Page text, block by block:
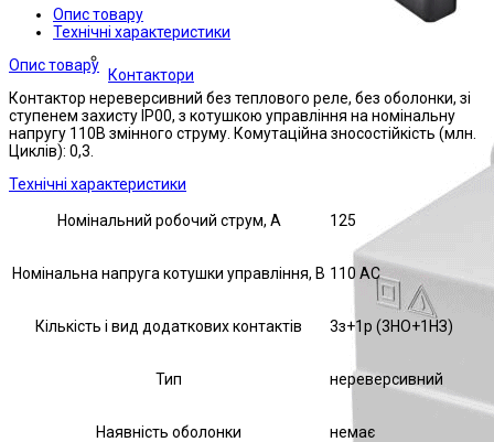
Контактори
Опис товару
Технічні характеристики
Опис товару
Контактор нереверсивний без теплового реле, без оболонки, зі
ступенем захисту IP00, з котушкою управління на номінальну
напругу 110В змінного струму. Комутаційна зносостійкість (млн.
Циклів): 0,3.
Технічні характеристики
Номінальний робочий струм, А 125
Номінальна напруга котушки управління, В 110 АС
Кількість і вид додаткових контактів 3з+1р (3НО+1НЗ)
Тип нереверсивний
Наявність оболонки немає